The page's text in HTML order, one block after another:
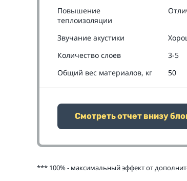
Повышение
теплоизоляции
Звучание акустики
Количество слоев
3-5
Общий вес материалов, кг
50
Смотреть отчет внизу
*** 100% - максимальный эффект от